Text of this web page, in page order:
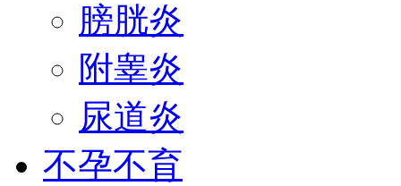
膀胱炎
附睾炎
尿道炎
不孕不育